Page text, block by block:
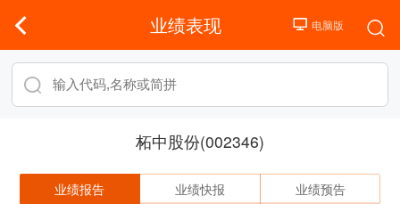
业绩表现
柘中股份(002346)
业绩报告 业绩快报 业绩预告